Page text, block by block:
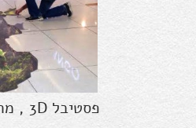
פסטיבל 3D , מתחם שרונים - הוד השרון